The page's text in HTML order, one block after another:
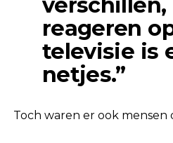
verschillen,
reageren
televisie is
netjes.”
Toch waren er ook mensen